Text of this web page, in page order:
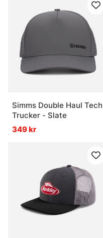
Simms Double Haul Tech
Trucker - Slate
349 kr